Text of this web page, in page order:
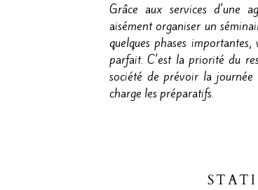
Grâce aux services d'une
aisément organiser un
quelques phases
parfait. C'est la priorité du
société de prévoir la journée
charge les préparatifs.